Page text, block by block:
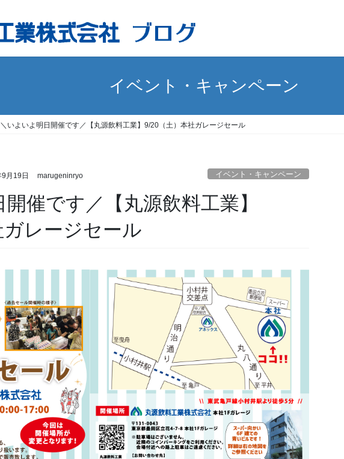
イベント・キャンペーン
＼いよいよ明日開催です／【丸源飲料工業】9/20（土）本社ガレージセール
月19日 marugeninryo イベント・キャンペーン
催です／【丸源飲料工業】
レージセール